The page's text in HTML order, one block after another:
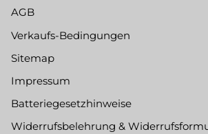
AGB
Verkaufs-Bedingungen
Sitemap
Impressum
Batteriegesetzhinweise
Widerrufsbelehrung &